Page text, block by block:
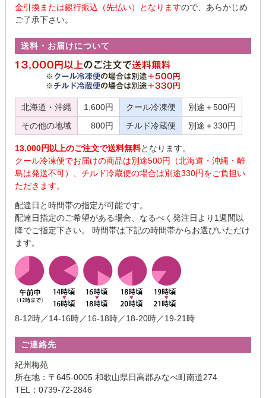
金引換または銀行振込（先払い）となりますので、あらかじめ
ご了承下さい。
送料・お届けについて
北海道・沖縄 1,600円 クール冷凍便
別途＋500円
その他の地域
800円 チルド冷蔵便 別途＋330円
13,000円以上のご注文で送料無料となります。
クール冷凍便でお届けの商品は別途500円（北海道・沖縄・離
島は発送不可）、チルド冷蔵便の場合は別途330円をご負担い
ただきます。
配達日と時間帯の指定が可能です。
配達日指定のご希望がある場合、なるべく発注日より1週間以
降でご指定下さい。 時間帯は下記の時間帯からお選びいただけ
ます。
8-12時／14-16時／16-18時／18-20時／19-21時
ご連絡先
紀州梅苑
所在地：〒645-0005 和歌山県日高郡みなべ町南道274
TEL：0739-72-2846